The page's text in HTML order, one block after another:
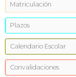
Matriculación
Plazos
Calendario Escolar
Convalidaciones